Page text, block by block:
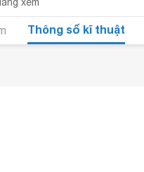
Thông số kĩ thuật